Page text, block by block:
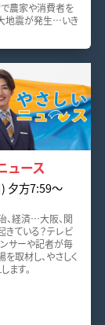
農家や消費者を
地震が発生…いき
ュース
夕方7:59〜
、経済…大阪、関
きている？テレビ
サーや記者が毎
を取材し、やさしく
ます。